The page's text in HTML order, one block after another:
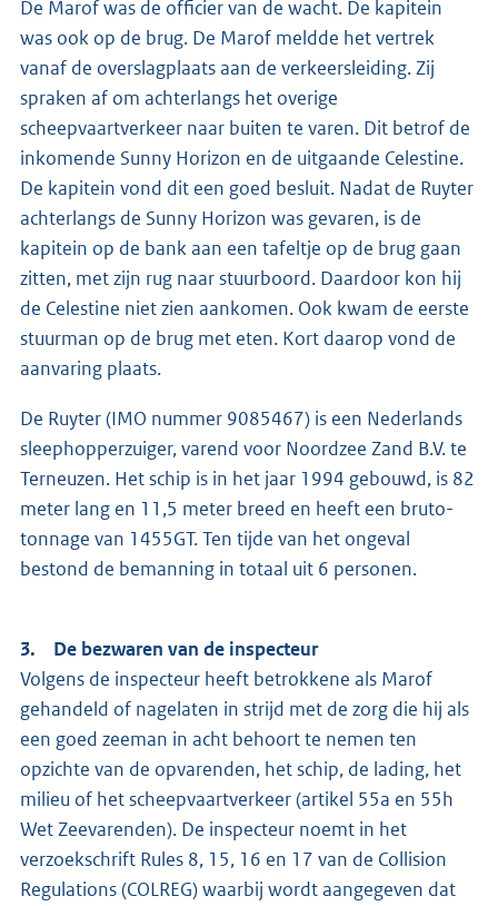
De Marof was de officier van de wacht. De kapitein
was ook op de brug. De Marof meldde het vertrek
vanaf de overslagplaats aan de verkeersleiding. Zij
spraken af om achterlangs het overige
scheepvaartverkeer naar buiten te varen. Dit betrof de
inkomende Sunny Horizon en de uitgaande Celestine.
De kapitein vond dit een goed besluit. Nadat de Ruyter
achterlangs de Sunny Horizon was gevaren, is de
kapitein op de bank aan een tafeltje op de brug gaan
zitten, met zijn rug naar stuurboord. Daardoor kon hij
de Celestine niet zien aankomen. Ook kwam de eerste
stuurman op de brug met eten. Kort daarop vond de
aanvaring plaats.
De Ruyter (IMO nummer 9085467) is een Nederlands
sleephopperzuiger, varend voor Noordzee Zand B.V. te
Terneuzen. Het schip is in het jaar 1994 gebouwd, is 82
meter lang en 11,5 meter breed en heeft een bruto-
tonnage van 1455GT. Ten tijde van het ongeval
bestond de bemanning in totaal uit 6 personen.
3. De bezwaren van de inspecteur
Volgens de inspecteur heeft betrokkene als Marof
gehandeld of nagelaten in strijd met de zorg die hij als
een goed zeeman in acht behoort te nemen ten
opzichte van de opvarenden, het schip, de lading, het
milieu of het scheepvaartverkeer (artikel 55a en 55h
Wet Zeevarenden). De inspecteur noemt in het
verzoekschrift Rules 8, 15, 16 en 17 van de Collision
Regulations (COLREG) waarbij wordt aangegeven dat